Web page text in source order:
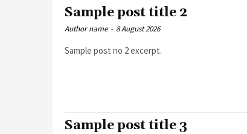
Sample post title 2
Author name - 8 August 2026
Sample post no 2 excerpt.
Sample post title 3